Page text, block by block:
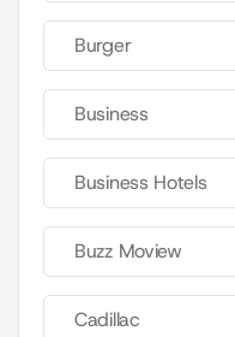
Burger
Business
Business Hotels
Buzz Moview
Cadillac